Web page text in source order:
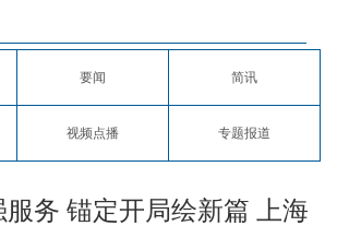
会员专栏
参政议政
信息库
联系我们
要闻 简讯
视频点播 专题报道
务 锚定开局绘新篇 上海